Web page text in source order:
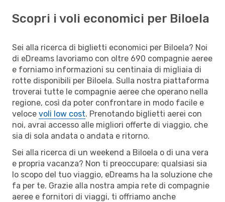
Scopri i voli economici per Biloela
Sei alla ricerca di biglietti economici per Biloela? Noi
di eDreams lavoriamo con oltre 690 compagnie aeree
e forniamo informazioni su centinaia di migliaia di
rotte disponibili per Biloela. Sulla nostra piattaforma
troverai tutte le compagnie aeree che operano nella
regione, così da poter confrontare in modo facile e
veloce voli low cost. Prenotando biglietti aerei con
noi, avrai accesso alle migliori offerte di viaggio, che
sia di sola andata o andata e ritorno.
Sei alla ricerca di un weekend a Biloela o di una vera
e propria vacanza? Non ti preoccupare: qualsiasi sia
lo scopo del tuo viaggio, eDreams ha la soluzione che
fa per te. Grazie alla nostra ampia rete di compagnie
aeree e fornitori di viaggi, ti offriamo anche